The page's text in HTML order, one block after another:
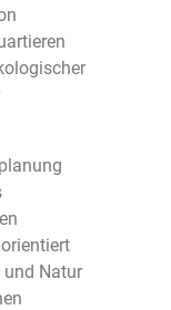
Natur